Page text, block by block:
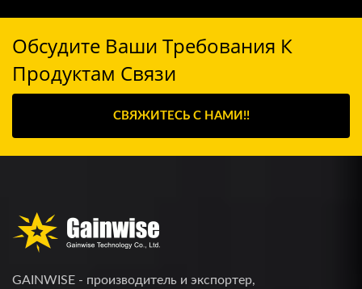
Обсудите Ваши Требования К
Продуктам Связи
СВЯЖИТЕСЬ С НАМИ!!
GAINWISE - производитель и экспортер,